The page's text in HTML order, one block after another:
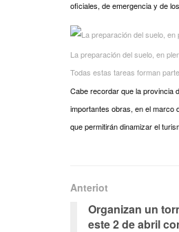
oficiales, de emergencia y de
La preparación del suelo, en
Todas estas tareas forman
Cabe recordar que la provincia
importantes obras, en el marco
que permitirán dinamizar el
Anteriot
Organizan un
este 2 de abril